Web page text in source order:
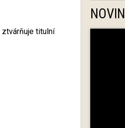
ztvárňuje titulní